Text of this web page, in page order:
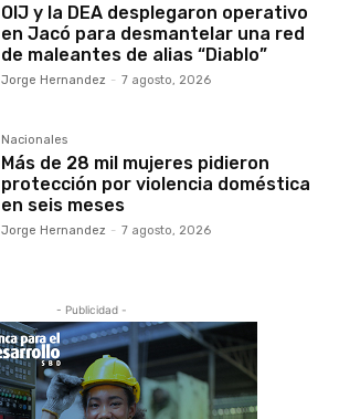
OIJ y la DEA desplegaron operativo
en Jacó para desmantelar una red
de maleantes de alias “Diablo”
Jorge Hernandez - 7 agosto, 2026
Nacionales
Más de 28 mil mujeres pidieron
protección por violencia doméstica
en seis meses
Jorge Hernandez - 7 agosto, 2026
- Publicidad -